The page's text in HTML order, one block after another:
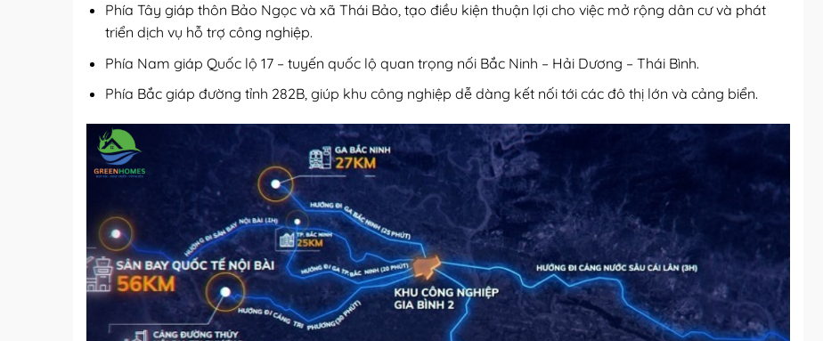
Phía Tây giáp thôn Bảo Ngọc và xã Thái Bảo, tạo điều kiện thuận lợi cho việc mở rộng dân cư và phát
triển dịch vụ hỗ trợ công nghiệp.
Phía Nam giáp Quốc lộ 17 – tuyến quốc lộ quan trọng nối Bắc Ninh – Hải Dương – Thái Bình.
Phía Bắc giáp đường tỉnh 282B, giúp khu công nghiệp dễ dàng kết nối tới các đô thị lớn và cảng biển.